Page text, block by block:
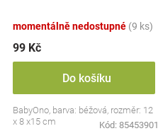
momentálně nedostupné (9 ks)
99 Kč
Do košíku
BabyOno, barva: béžová, rozměr: 12
x 8 x15 cm
Kód: 85453901